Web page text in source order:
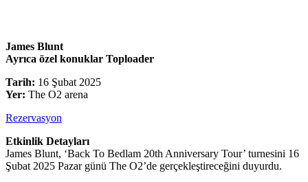
James Blunt
Ayrıca özel konuklar Toploader
Tarih: 16 Şubat 2025
Yer: The O2 arena
Rezervasyon
Etkinlik Detayları
James Blunt, ‘Back To Bedlam 20th Anniversary Tour’ turnesini 16
Şubat 2025 Pazar günü The O2’de gerçekleştireceğini duyurdu.